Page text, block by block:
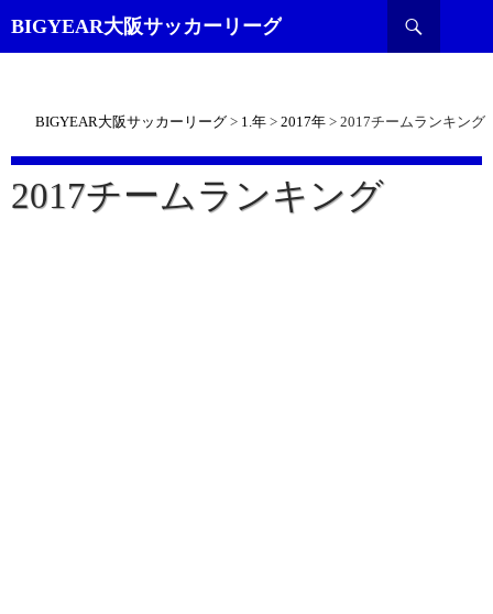
BIGYEAR大阪サッカーリーグ
索
BIGYEAR大阪サッカーリーグ > 1.年 > 2017年 > 2017チームランキング
2017チームランキング